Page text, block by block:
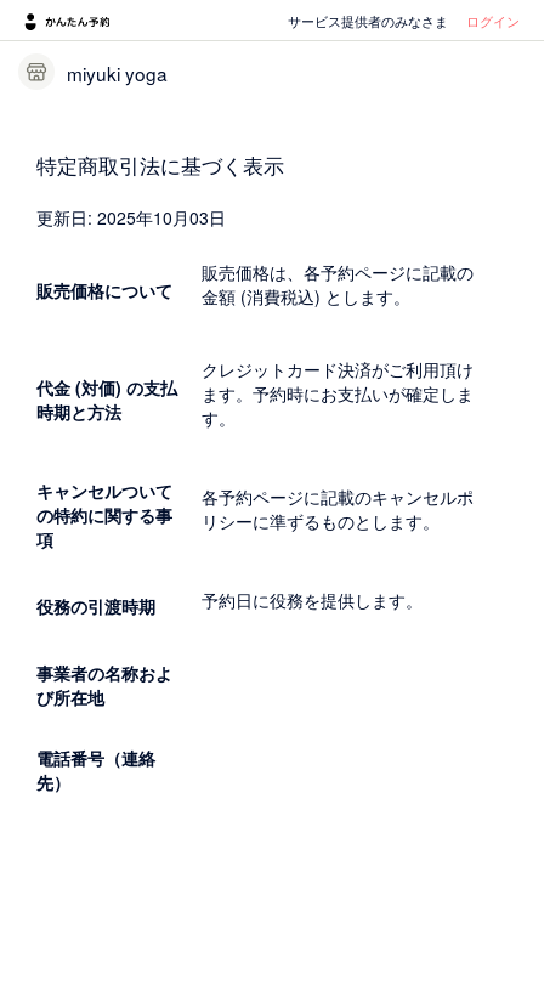
サービス提供者のみなさま ログイン
miyuki yoga
特定商取引法に基づく表示
更新日: 2025年10月03日
販売価格について
販売価格は、各予約ページに記載の
金額 (消費税込) とします。
代金 (対価) の支払
時期と方法
クレジットカード決済がご利用頂け
ます。予約時にお支払いが確定しま
す。
キャンセルついて
の特約に関する事
項
各予約ページに記載のキャンセルポ
リシーに準ずるものとします。
役務の引渡時期 予約日に役務を提供します。
事業者の名称およ
び所在地
電話番号（連絡
先）